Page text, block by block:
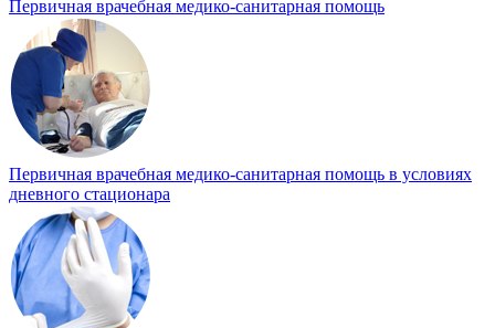
Первичная врачебная медико-санитарная помощь
Первичная врачебная медико-санитарная помощь в условиях
дневного стационара